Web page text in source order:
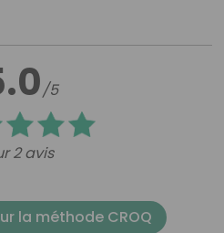
/5
2 avis
la méthode CROQ